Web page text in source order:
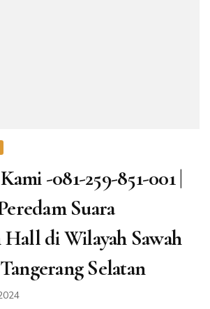
-081-259-851-001 |
Suara
di Wilayah Sawah
Selatan